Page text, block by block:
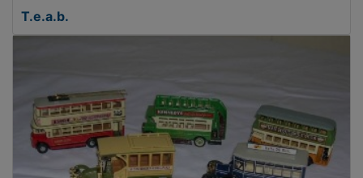
T.e.a.b.